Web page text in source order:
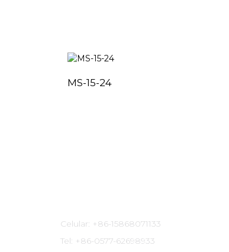
MS-15-24
Celular: +86-15868071133
Tel: +86-0577-62698933